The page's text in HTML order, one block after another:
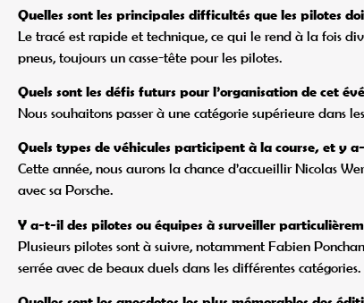
Quelles sont les principales difficultés que les pilotes
Le tracé est rapide et technique, ce qui le rend à la fois
pneus, toujours un casse-tête pour les pilotes.
Quels sont les défis futurs pour l’organisation de cet
Nous souhaitons passer à une catégorie supérieure dans
Quels types de véhicules participent à la course, et y
Cette année, nous aurons la chance d’accueillir Nicolas
avec sa Porsche.
Y a-t-il des pilotes ou équipes à surveiller
Plusieurs pilotes sont à suivre, notamment Fabien
serrée avec de beaux duels dans les différentes catégories.